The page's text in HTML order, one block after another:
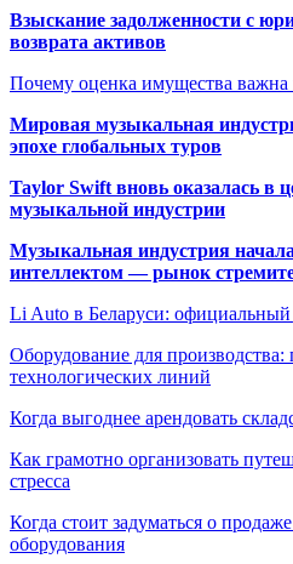
Взыскание задолженности с
возврата активов
Почему оценка имущества важна
Мировая музыкальная
эпохе глобальных туров
Taylor Swift вновь оказалась в
музыкальной индустрии
Музыкальная индустрия
интеллектом — рынок
Li Auto в Беларуси:
Оборудование для
технологических линий
Когда выгоднее арендовать
Как грамотно организовать
стресса
Когда стоит задуматься о
оборудования